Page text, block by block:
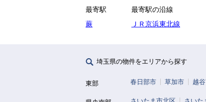
最寄駅
蕨
最寄駅の沿線
ＪＲ京浜東北線
埼玉県の物件をエリアから探す
東部 春日部市 草加市 越